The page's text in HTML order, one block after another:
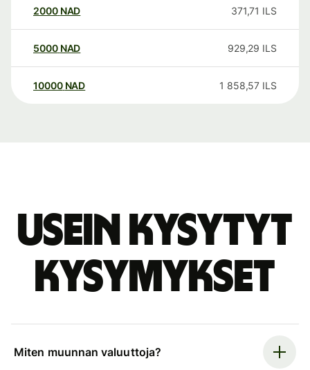
2000 NAD 371,71 ILS
5000 NAD 929,29 ILS
10000 NAD 1 858,57 ILS
Usein kysytyt
kysymykset
Miten muunnan valuuttoja?